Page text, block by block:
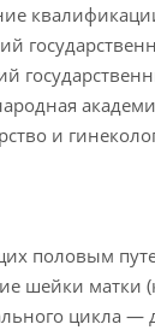
и
половым
шейки матки
цикла —